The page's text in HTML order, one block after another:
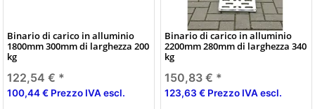
Binario di carico in alluminio
1800mm 300mm di larghezza 200
kg
122,54 € *
100,44 € Prezzo IVA escl.
Binario di carico in alluminio
2200mm 280mm di larghezza 340
kg
150,83 € *
123,63 € Prezzo IVA escl.